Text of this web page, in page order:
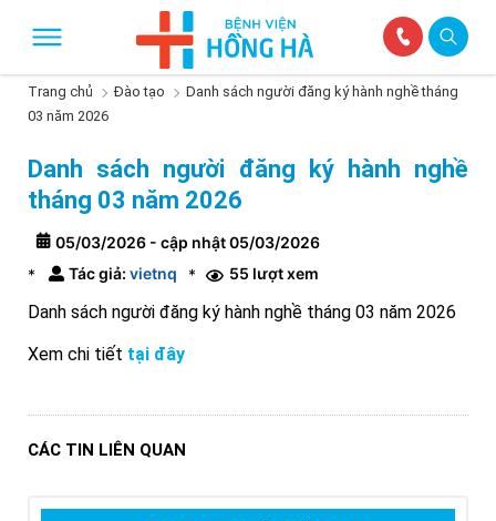
Trang chủ Đào tạo
Danh sách người đăng ký hành nghề tháng
03 năm 2026
Danh sách người đăng ký hành nghề
tháng 03 năm 2026
05/03/2026 - cập nhật 05/03/2026
*
Tác giả: vietnq * 55 lượt xem
Danh sách người đăng ký hành nghề tháng 03 năm 2026
Xem chi tiết tại đây
CÁC TIN LIÊN QUAN